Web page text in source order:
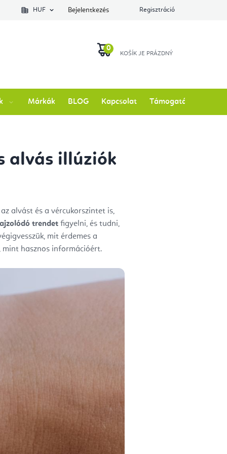
állapotátHUF Bejelentkezés Regisztráció
Márkák BLOG Kapcsolat Támogatás
alvás illúziók
alvást és a vércukorszintet is,
trendet figyelni, és tudni,
mit érdemes a
mint hasznos információért.